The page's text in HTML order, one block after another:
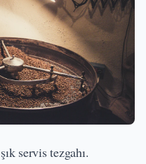
servis tezgahı.